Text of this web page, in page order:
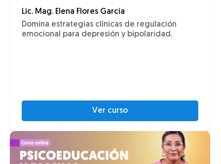
Lic. Mag. Elena Flores García
Domina estrategias clínicas de regulación
emocional para depresión y bipolaridad.
Ver curso